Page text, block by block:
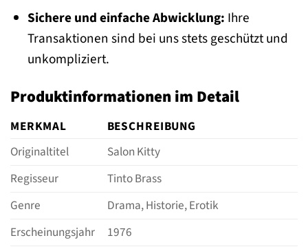
Sichere und einfache Abwicklung: Ihre
Transaktionen sind bei uns stets geschützt und
unkompliziert.
Produktinformationen im Detail
MERKMAL
BESCHREIBUNG
Originaltitel
Salon Kitty
Regisseur
Tinto Brass
Genre
Drama, Historie, Erotik
Erscheinungsjahr
1976